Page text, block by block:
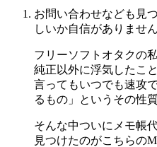
お問い合わせなども見
しいか自信がありませ
フリーソフトオタクの
純正以外に浮気したこ
言ってもいつでも速攻
るもの」というその性
そんな中ついにメモ帳
見つけたのがこちらの